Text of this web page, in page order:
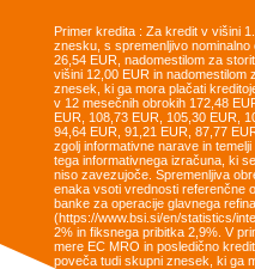
Primer kredita : Za kredit v višini
znesku, s spremenljivo
26,54 EUR, nadomestilom za
višini 12,00 EUR in nadomestilom
znesek, ki ga mora plačati
v 12 mesečnih obrokih 172,48
EUR, 108,73 EUR, 105,30 EUR,
94,64 EUR, 91,21 EUR, 87,77
zgolj informativne narave in
tega informativnega izračuna, ki
niso zavezujoče. Spremenljiva
enaka vsoti vrednosti referenčne
banke za operacije glavnega
(https://www.bsi.si/en/statistics/
2% in fiksnega pribitka 2,9%. V
mere EC MRO in posledično
poveča tudi skupni znesek, ki ga